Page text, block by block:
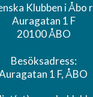
Klubben i Åbo
Auragatan 1 F
20100 ÅBO
Besöksadress:
1 F, ÅBO